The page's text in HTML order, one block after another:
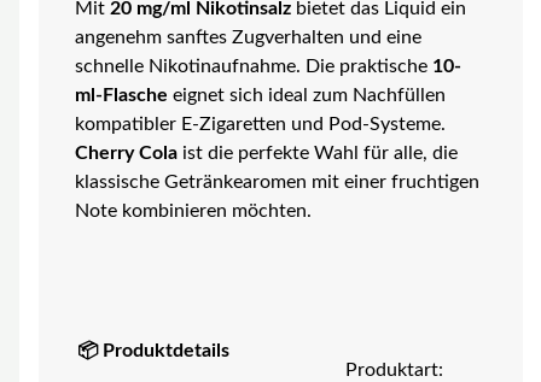
Mit 20 mg/ml Nikotinsalzbietet das Liquid ein
angenehm sanftes Zugverhalten und eine
schnelle Nikotinaufnahme. Die praktische 10-
ml-Flasche eignet sich ideal zum Nachfüllen
kompatibler E-Zigaretten und Pod-Systeme.
Cherry Colaist die perfekte Wahl für alle, die
klassische Getränkearomen mit einer fruchtigen
Note kombinieren möchten.
📦 Produktdetails
Produktart: